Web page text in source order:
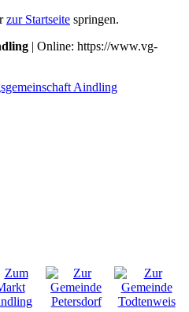
zur Startseite springen.
| Online: https://www.vg-